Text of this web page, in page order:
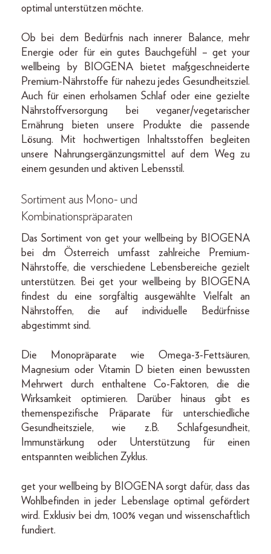
optimal unterstützen möchte.
Ob bei dem Bedürfnis nach innerer Balance, mehr
Energie oder für ein gutes Bauchgefühl – get your
wellbeing by BIOGENA bietet maßgeschneiderte
Premium-Nährstoffe für nahezu jedes Gesundheitsziel.
Auch für einen erholsamen Schlaf oder eine gezielte
Nährstoffversorgung bei veganer/vegetarischer
Ernährung bieten unsere Produkte die passende
Lösung. Mit hochwertigen Inhaltsstoffen begleiten
unsere Nahrungsergänzungsmittel auf dem Weg zu
einem gesunden und aktiven Lebensstil.
Sortiment aus Mono- und
Kombinationspräparaten
Das Sortiment von get your wellbeing by BIOGENA
bei dm Österreich umfasst zahlreiche Premium-
Nährstoffe, die verschiedene Lebensbereiche gezielt
unterstützen. Bei get your wellbeing by BIOGENA
findest du eine sorgfältig ausgewählte Vielfalt an
Nährstoffen, die auf individuelle Bedürfnisse
abgestimmt sind.
Die Monopräparate wie Omega-3-Fettsäuren,
Magnesium oder Vitamin D bieten einen bewussten
Mehrwert durch enthaltene Co-Faktoren, die die
Wirksamkeit optimieren. Darüber hinaus gibt es
themenspezifische Präparate für unterschiedliche
Gesundheitsziele, wie z.B. Schlafgesundheit,
Immunstärkung oder Unterstützung für einen
entspannten weiblichen Zyklus.
get your wellbeing by BIOGENA sorgt dafür, dass das
Wohlbefinden in jeder Lebenslage optimal gefördert
wird. Exklusiv bei dm, 100% vegan und wissenschaftlich
fundiert.